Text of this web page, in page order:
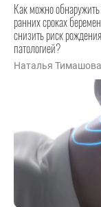
Как можно
ранних сроках
снизить риск
патологией?
Наталья Тимашова